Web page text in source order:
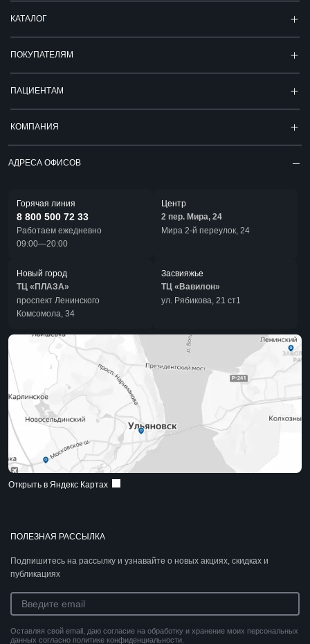
ПОЛЕЗНАЯ РАССЫЛКА
Подпишитесь на рассылку и узнавайте о новых акциях, скидках и
публикациях
Оставляя свой email, даю согласие на обработку и хранение моих персональных
данных согласно политике конфиденциальности.
КАТАЛОГ
ПОКУПАТЕЛЯМ
ПАЦИЕНТАМ
КОМПАНИЯ
АДРЕСА ОФИСОВ
Горячая линия
8 800 500 72 33
Работаем ежедневно
09:00—20:00
Центр
2 пер. Мира, 24
Мира 2-й переулок, 24
Новый город
ТЦ «ПЛАЗА»
проспект Ленинского
Комсомола, 34
Засвияжье
ТЦ «Вавилон»
ул. Рябикова, 21 ст1
Открыть в Яндекс Картах